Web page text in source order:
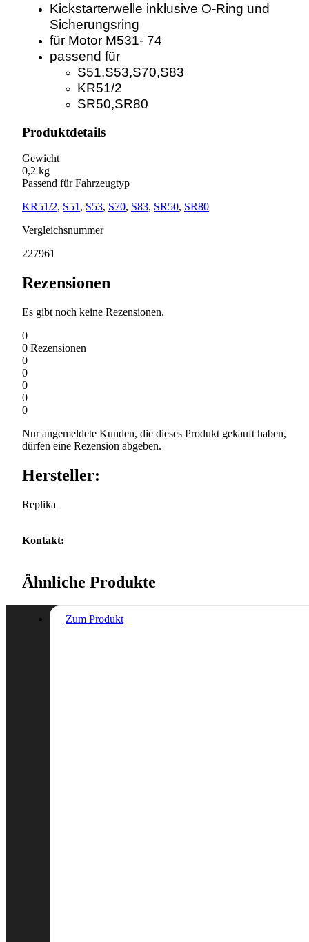
Kickstarterwelle inklusive O-Ring und
Sicherungsring
für Motor M531- 74
passend für
S51,S53,S70,S83
KR51/2
SR50,SR80
Produktdetails
Gewicht
0,2 kg
Passend für Fahrzeugtyp
KR51/2, S51 , S53, S70, S83, SR50, SR80
Vergleichsnummer
227961
Rezensionen
Es gibt noch keine Rezensionen.
0
0 Rezensionen
0
0
0
0
0
Nur angemeldete Kunden, die dieses Produkt gekauft haben,
dürfen eine Rezension abgeben.
Hersteller:
Replika
Kontakt:
Ähnliche Produkte
Zum Produkt